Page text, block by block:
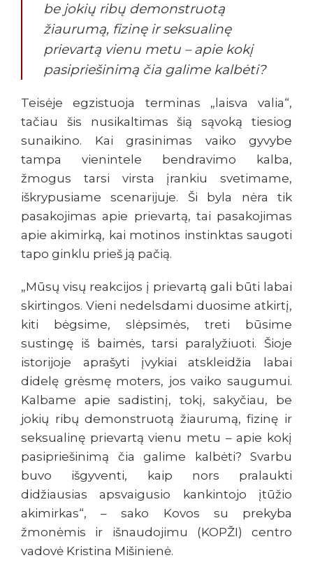
be jokių ribų demonstruotą
žiaurumą, fizinę ir seksualinę
prievartą vienu metu – apie kokį
pasipriešinimą čia galime kalbėti?
Teisėje egzistuoja terminas „laisva valia“,
tačiau šis nusikaltimas šią sąvoką tiesiog
sunaikino. Kai grasinimas vaiko gyvybe
tampa vienintele bendravimo kalba,
žmogus tarsi virsta įrankiu svetimame,
iškrypusiame scenarijuje. Ši byla nėra tik
pasakojimas apie prievartą, tai pasakojimas
apie akimirką, kai motinos instinktas saugoti
tapo ginklu prieš ją pačią.
„Mūsų visų reakcijos į prievartą gali būti labai
skirtingos. Vieni nedelsdami duosime atkirtį,
kiti bėgsime, slėpsimės, treti būsime
sustingę iš baimės, tarsi paralyžiuoti. Šioje
istorijoje aprašyti įvykiai atskleidžia labai
didelę grėsmę moters, jos vaiko saugumui.
Kalbame apie sadistinį, tokį, sakyčiau, be
jokių ribų demonstruotą žiaurumą, fizinę ir
seksualinę prievartą vienu metu – apie kokį
pasipriešinimą čia galime kalbėti? Svarbu
buvo išgyventi, kaip nors pralaukti
didžiausias apsvaigusio kankintojo įtūžio
akimirkas“, – sako Kovos su prekyba
žmonėmis ir išnaudojimu (KOPŽI) centro
vadovė Kristina Mišinienė.